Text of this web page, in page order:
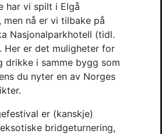
har vi spilt i Elgå
men nå er vi tilbake på
Nasjonalparkhotell (tidl.
Her er det muligheter for
drikke i samme bygg som
du nyter en av Norges
er (kanskje)
bridgeturnering,